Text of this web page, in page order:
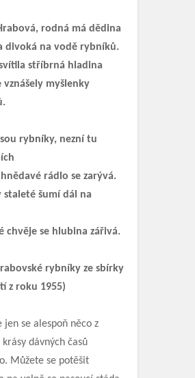
rodná má dědina
divoká na vodě rybníků.
stříbrná hladina
vznášely myšlenky
rybníky, nezní tu
rádlo se zarývá.
staleté šumí dál na
chvěje se hlubina zářivá.
rybníky ze sbírky
z roku 1955)
jen se alespoň něco z
krásy dávných časů
Můžete se potěšit